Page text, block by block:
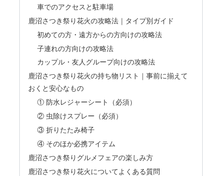
車でのアクセスと駐車場
鹿沼さつき祭り花火の攻略法｜タイプ別ガイド
初めての方・遠方からの方向けの攻略法
子連れの方向けの攻略法
カップル・友人グループ向けの攻略法
鹿沼さつき祭り花火の持ち物リスト｜事前に揃えて
おくと安心なもの
① 防水レジャーシート（必須）
② 虫除けスプレー（必須）
③ 折りたたみ椅子
④ そのほか必携アイテム
鹿沼さつき祭りグルメフェアの楽しみ方
鹿沼さつき祭り花火についてよくある質問